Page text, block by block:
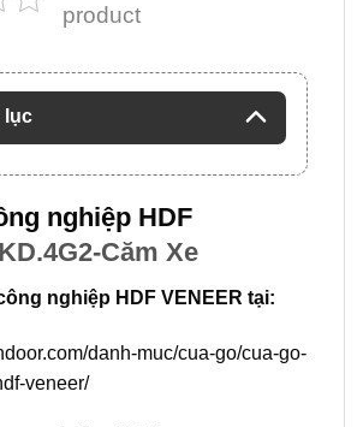
product
lục
nghiệp HDF
KD.4G2-Căm Xe
nghiệp HDF VENEER tại:
danh-muc/cua-go/cua-go-
veneer/